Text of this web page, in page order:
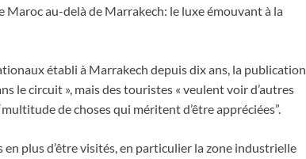
Maroc au-delà de Marrakech: le luxe émouvant à la
établi à Marrakech depuis dix ans, la publication
le circuit », mais des touristes « veulent voir d’autres
de choses qui méritent d’être appréciées”.
plus d’être visités, en particulier la zone industrielle